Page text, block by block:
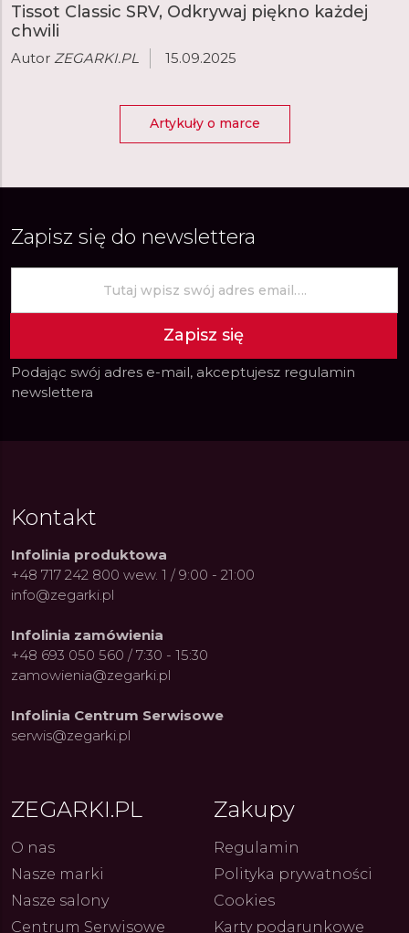
Constant: Pasja,
i Dostępny Luksus z
Fenomen marki Festina. Od
kolarskich pasji do ikonicznych
4.08.2026
Tissot Classic SRV, Odkrywaj piękno każdej
chwili
Autor ZEGARKI.PL 15.09.2025
Artykuły o marce
Zapisz się do newslettera
Zapisz się
Podając swój adres e-mail, akceptujesz regulamin
newslettera
Kontakt
Infolinia produktowa
+48 717 242 800 wew. 1 / 9:00 - 21:00
info@zegarki.pl
Infolinia zamówienia
+48 693 050 560 / 7:30 - 15:30
zamowienia@zegarki.pl
Infolinia Centrum Serwisowe
serwis@zegarki.pl
ZEGARKI.PL
O nas
Nasze marki
Nasze salony
Centrum Serwisowe
Zakupy
Regulamin
Polityka prywatności
Cookies
Karty podarunkowe